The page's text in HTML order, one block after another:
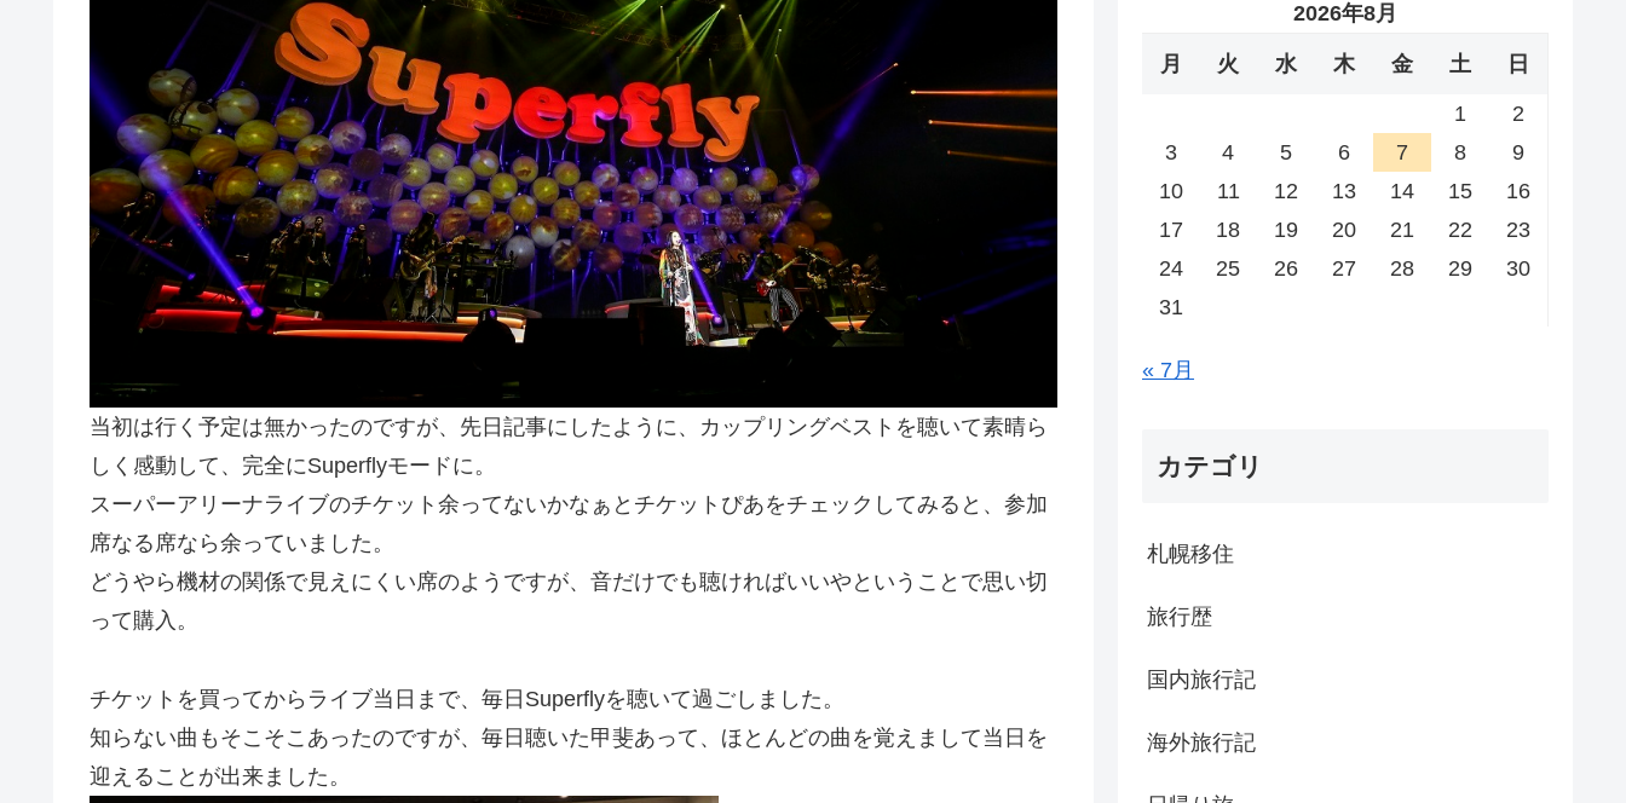
当初は行く予定は無かったのですが、先日記事にしたように、カップリングベストを聴いて素晴ら
しく感動して、完全にSuperflyモードに。
スーパーアリーナライブのチケット余ってないかなぁとチケットぴあをチェックしてみると、参加
席なる席なら余っていました。
どうやら機材の関係で見えにくい席のようですが、音だけでも聴ければいいやということで思い切
って購入。
チケットを買ってからライブ当日まで、毎日Superflyを聴いて過ごしました。
知らない曲もそこそこあったのですが、毎日聴いた甲斐あって、ほとんどの曲を覚えまして当日を
迎えることが出来ました。
2026年8月
月 火 水 木 金 土 日
1
2
3
4 5 6 7 8
9
10
11 12 13 14 15
16
17
18 19 20 21 22
23
24
25 26 27 28 29
30
31
« 7月
カテゴリ
札幌移住
旅行歴
国内旅行記
海外旅行記